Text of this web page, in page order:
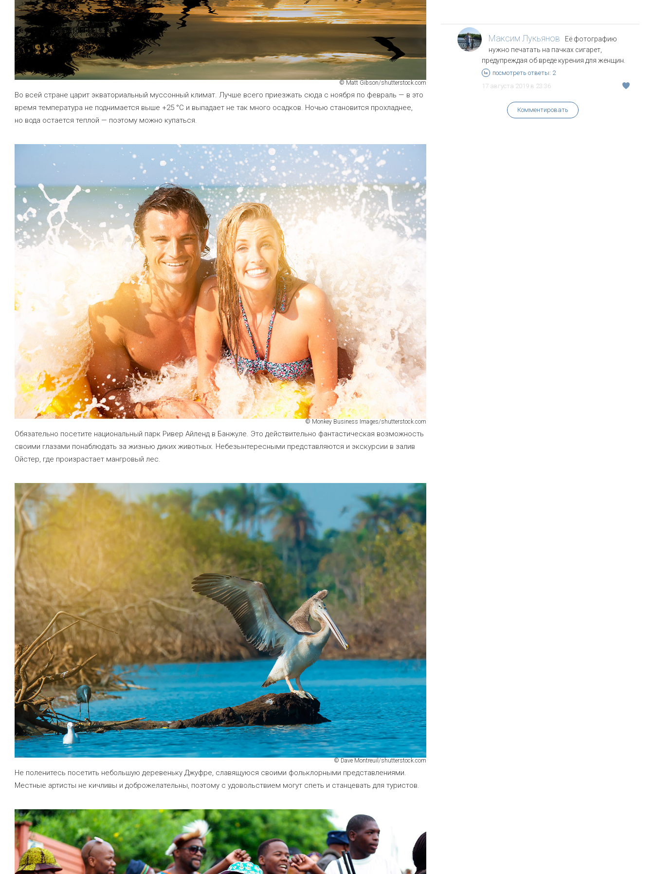
Максим Лукьянов
Её фотографию
нужно печатать на пачках сигарет,
предупреждая об вреде курения для женщин.
посмотреть ответы: 2
17 августа 2019 в 23:36
Комментировать
© Matt Gibson/shutterstock.com
Во всей стране царит экваториальный муссонный климат. Лучше всего приезжать сюда с ноября по февраль — в это
время температура не поднимается выше +25 °C и выпадает не так много осадков. Ночью становится прохладнее,
но вода остается теплой — поэтому можно купаться.
© Monkey Business Images/shutterstock.com
Обязательно посетите национальный парк Ривер Айленд в Банжуле. Это действительно фантастическая возможность
своими глазами понаблюдать за жизнью диких животных. Небезынтересными представляются и экскурсии в залив
Ойстер, где произрастает мангровый лес.
© Dave Montreuil/shutterstock.com
Не поленитесь посетить небольшую деревеньку Джуфре, славящуюся своими фольклорными представлениями.
Местные артисты не кичливы и доброжелательны, поэтому с удовольствием могут спеть и станцевать для туристов.